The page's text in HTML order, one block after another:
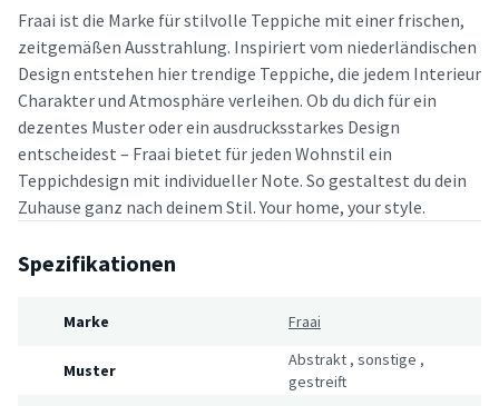
Fraai ist die Marke für stilvolle Teppiche mit einer frischen,
zeitgemäßen Ausstrahlung. Inspiriert vom niederländischen
Design entstehen hier trendige Teppiche, die jedem Interieur
Charakter und Atmosphäre verleihen. Ob du dich für ein
dezentes Muster oder ein ausdrucksstarkes Design
entscheidest – Fraai bietet für jeden Wohnstil ein
Teppichdesign mit individueller Note. So gestaltest du dein
Zuhause ganz nach deinem Stil. Your home, your style.
Spezifikationen
Marke Fraai
Muster
Abstrakt , sonstige ,
gestreift